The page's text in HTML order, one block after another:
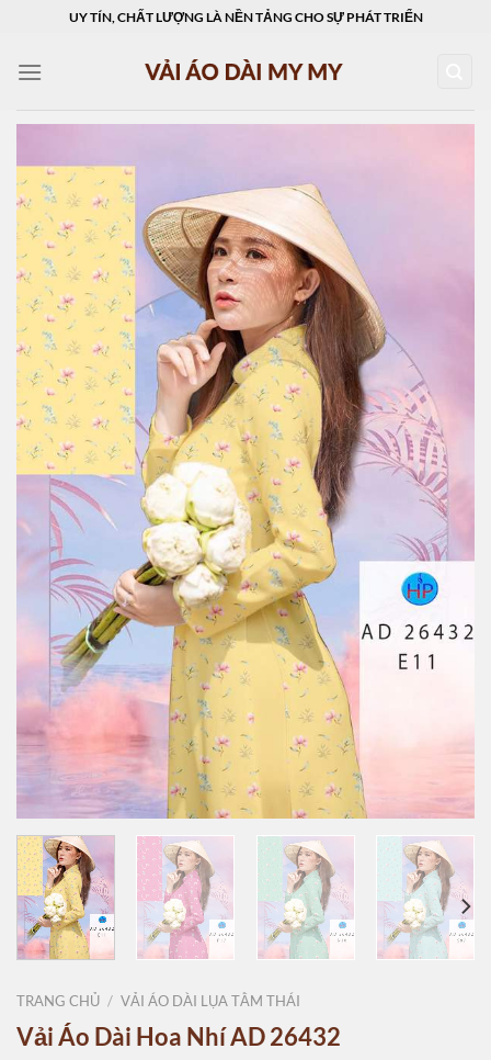
content
UY TÍN, CHẤT LƯỢNG LÀ NỀN TẢNG CHO SỰ PHÁT TRIỂN
TRANG CHỦ / VẢI ÁO DÀI LỤA TẰM THÁI
Vải Áo Dài Hoa Nhí AD 26432